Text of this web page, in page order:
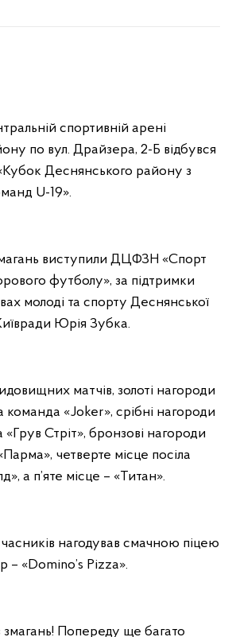
спортивній арені
по вул. Драйзера, 2-Б відбувся
Деснянського району з
U-19».
виступили ДЦФЗН «Спорт
футболу», за підтримки
молоді та спорту Деснянської
Юрія Зубка.
матчів, золоті нагороди
команда «Joker», срібні нагороди
Стріт», бронзові нагороди
четверте місце посіла
а п’яте місце – «Титан».
нагодував смачною піцею
– «Domino’s Pizza».
змагань! Попереду ще багато